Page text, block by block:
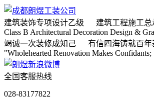
建筑装饰专项设计乙级 建筑工程施工总
Class B Architectural Decoration Design &
竭诚一次装修成知己 有信四海铸就百年
"Wholehearted Renovation Makes
全国客服热线
028-83177822